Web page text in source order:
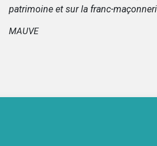
patrimoine et sur la franc-
MAUVE